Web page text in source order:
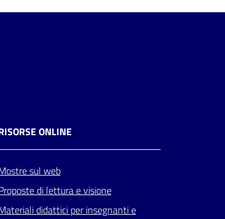
ONLINE
sul web
di lettura e visione
didattici per insegnanti e